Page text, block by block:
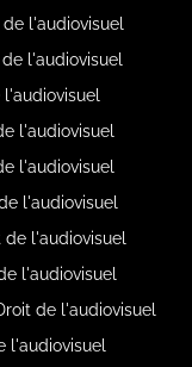
l'audiovisuel
l'audiovisuel
l'audiovisuel
l'audiovisuel
l'audiovisuel
l'audiovisuel
l'audiovisuel
de l'audiovisuel
l'audiovisuel